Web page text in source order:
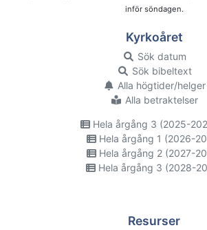
inför söndagen.
Kyrkoåret
Sök datum
Sök bibeltext
Alla högtider/helger
Alla betraktelser
Hela årgång 3 (2025-
Hela årgång 1 (2026-
Hela årgång 2 (2027-
Hela årgång 3 (2028-
Resurser